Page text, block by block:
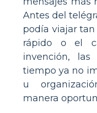
Antes del
podía viajar
rápido o el
invención,
tiempo ya no
u
manera